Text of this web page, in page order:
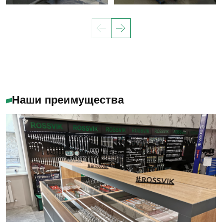
Наши преимущества